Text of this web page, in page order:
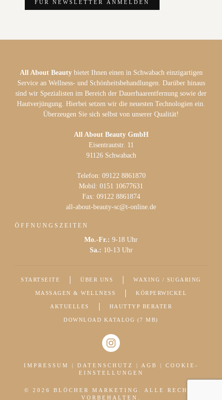
All About Beautybietet Ihnen einen in Schwabach einzigartigen
Service an Wellness- und Schönheitsbehandlungen. Darüber hinaus
sind wir Spezialisten im Bereich der Dauerhaarentfernung sowie der
Hautverjüngung. Hierbei setzen wir die neuesten Technologien ein.
Überzeugen Sie sich selbst von unserer Qualität!
All About Beauty GmbH
Eisentrautstr. 11
91126 Schwabach
Telefon: 09122 8861870
Mobil: 0151 10677631
Fax: 09122 8861874
all-about-beauty-sc@t-online.de
ÖFFNUNGSZEITEN
Mo.-Fr.: 9-18 Uhr
Sa.: 10-13 Uhr
STARTSEITE ÜBER UNS WAXING / SUGARING
MASSAGEN & WELLNESS KÖRPERWICKEL
AKTUELLES HAUTTYP BERATER
DOWNLOAD KATALOG (7 MB)
IMPRESSUM DATENSCHUTZ AGB
COOKIE-
EINSTELLUNGEN
© 2026 BLÖCHER MARKETING . ALLE RECHTE
VORBEHALTEN.